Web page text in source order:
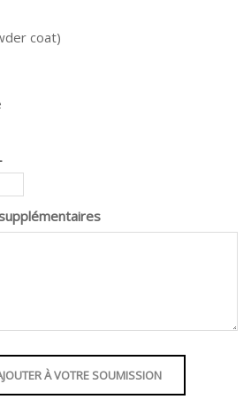
coat)
À VOTRE SOUMISSION